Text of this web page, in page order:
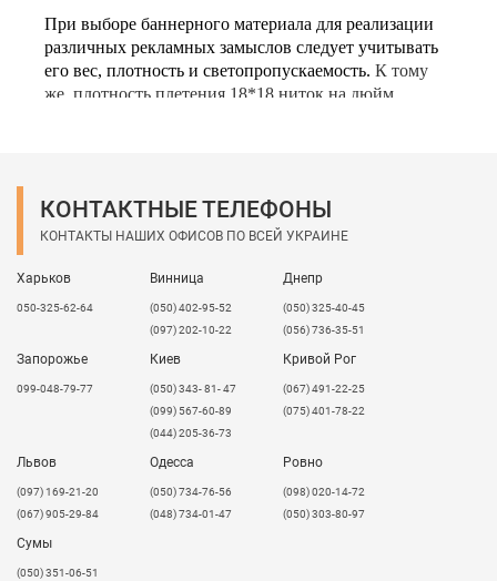
При выборе баннерного материала для реализации
различных рекламных замыслов следует учитывать
его вес, плотность и светопропускаемость. К тому
же, плотность плетения 18*18 ниток на дюйм
печати баннеров с внешней подсветкой
изображения или естественным освещением.
КОНТАКТНЫЕ ТЕЛЕФОНЫ
КОНТАКТЫ НАШИХ ОФИСОВ ПО ВСЕЙ УКРАИНЕ
Харьков
050-325-62-64
Винница
(050) 402-95-52
(097) 202-10-22
Днепр
(050) 325-40-45
(056) 736-35-51
Запорожье
099-048-79-77
Киев
(050) 343- 81- 47
(099) 567-60-89
(044) 205-36-73
Кривой Рог
(067) 491-22-25
(075) 401-78-22
Львов
​(097) 169-21-20
(067) 905-29-84
Одесса
(050) 734-76-56
(048) 734-01-47
Ровно
(098) 020-14-72
(050) 303-80-97
Сумы
(050) 351-06-51